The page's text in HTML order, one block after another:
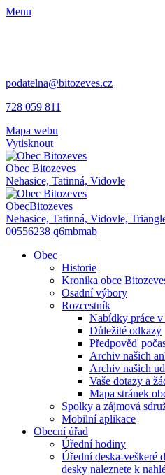
Menu
podatelna@bitozeves.cz
728 059 811
Mapa webu
Vytisknout
Obec Bitozeves
Nehasice, Tatinná, Vidovle
ObecBitozeves
Nehasice, Tatinná, Vidovle,
00556238 q6mbmab
Obec
Historie
Kronika obce
Osadní výbory
Rozcestník
Nabídky práce v
Důležité odkazy
Předpověď
Archiv našich
Archiv našich
Vaše dotazy a
Mapa stránek
Spolky a zájmová
Mobilní aplikace
Obecní úřad
Úřední hodiny
Úřední deska-veškeré
desky naleznete k